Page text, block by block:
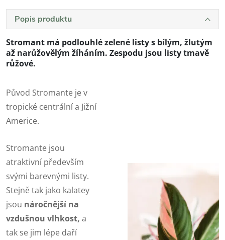
Popis produktu
Stromant má podlouhlézelené listy s bílým, žlutým
až narůžovělým žíháním. Zespodu jsou listy tmavě
růžové.
Původ Stromante je v
tropické centrální a Jižní
Americe.
Stromante jsou
atraktivní především
svými barevnými listy.
Stejně tak jako kalatey
jsou náročnější na
vzdušnou vlhkost, a
tak se jim lépe daří